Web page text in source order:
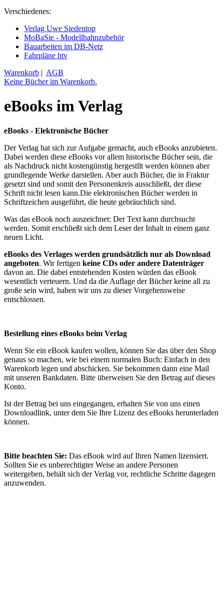
Verschiedenes:
Verlag Uwe Siedentop
MoBaSie - Modellbahnzubehör
Bauarbeiten im DB-Netz
Fahrpläne htv
Warenkorb | AGB
Keine Bücher im Warenkorb.
eBooks im Verlag
eBooks - Elektronische Bücher
Der Verlag hat sich zur Aufgabe gemacht, auch eBooks anzubieten.
Dabei werden diese eBooks vor allem historische Bücher sein, die
als Nachdruck nicht kostengünstig hergestllt werden können aber
grundlegende Werke darstellen. Aber auch Bücher, die in Fraktur
gesetzt sind und somit den Personenkreis ausschließt, der diese
Schrift nicht lesen kann.Die elektronischen Bücher werden in
Schriftzeichen ausgeführt, die heute gebräuchlich sind.
Was das eBook noch auszeichnet: Der Text kann durchsucht
werden. Somit erschließt sich dem Leser der Inhalt in einem ganz
neuen Licht.
eBooks des Verlages werden grundsätzlich nur als Download
angeboten. Wir fertigen keine CDs oder andere Datenträger
davon an. Die dabei entstehenden Kosten würden das eBook
wesentlich verteuern. Und da die Auflage der Bücher keine all zu
große sein wird, haben wir uns zu dieser Vorgehensweise
entschlossen.
Bestellung eines eBooks beim Verlag
Wenn Sie ein eBook kaufen wollen, können Sie das über den Shop
genaus so machen, wie bei einem normalen Buch: Einfach in den
Warenkorb legen und abschicken. Sie bekommen dann eine Mail
mit unseren Bankdaten. Bitte überweisen Sie den Betrag auf dieses
Konto.
Ist der Betrag bei uns eingegangen, erhalten Sie von uns einen
Downloadlink, unter dem Sie Ihre Lizenz des eBooks herunterladen
können.
Bitte beachten Sie: Das eBook wird auf Ihren Namen lizensiert.
Sollten Sie es unberechtigter Weise an andere Personen
weitergeben, behält sich der Verlag vor, rechtliche Schritte dagegen
anzuwenden.